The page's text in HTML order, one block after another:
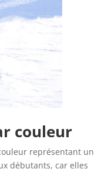
couleur
représentant un
débutants, car elles